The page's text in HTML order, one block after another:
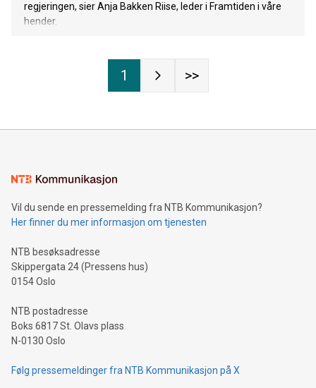
regjeringen, sier Anja Bakken Riise, leder i Framtiden i våre
hender.
1 >>
Vil du sende en pressemelding fra NTB Kommunikasjon?
Her finner du mer informasjon om tjenesten
NTB besøksadresse
Skippergata 24 (Pressens hus)
0154 Oslo
NTB postadresse
Boks 6817 St. Olavs plass
N-0130 Oslo
Følg pressemeldinger fra NTB Kommunikasjon på X